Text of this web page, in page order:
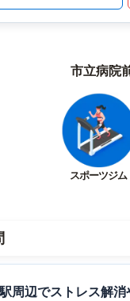
市立病院
スポーツジム
周辺でストレス解